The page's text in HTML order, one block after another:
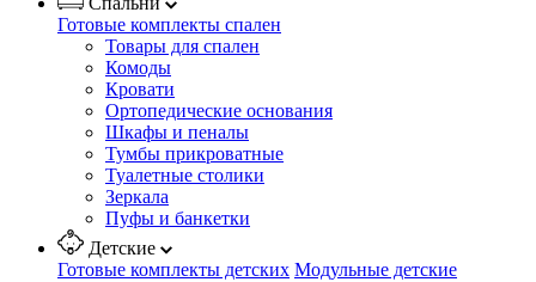
Готовые комплекты спален
Товары для спален
Комоды
Кровати
Ортопедические основания
Шкафы и пеналы
Тумбы прикроватные
Туалетные столики
Зеркала
Пуфы и банкетки
Детские
Готовые комплекты детских Модульные детские